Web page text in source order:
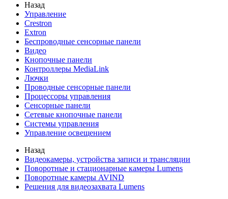
Назад
Управление
Crestron
Extron
Беспроводные сенсорные панели
Видео
Кнопочные панели
Контроллеры MediaLink
Лючки
Проводные сенсорные панели
Процессоры управления
Сенсорные панели
Сетевые кнопочные панели
Системы управления
Управление освещением
Назад
Видеокамеры, устройства записи и трансляции
Поворотные и стационарные камеры Lumens
Поворотные камеры AVIND
Решения для видеозахвата Lumens